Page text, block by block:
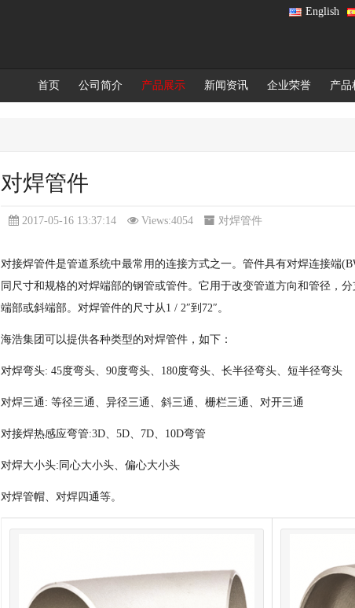
English
首页 公司简介 产品展示 新闻资讯 企业荣誉 产品
对焊管件
2017-05-16 13:37:14 Views:4054 对焊管件
对接焊管件是管道系统中最常用的连接方式之一。管件具有对焊连接端
同尺寸和规格的对焊端部的钢管或管件。它用于改变管道方向和管径，
端部或斜端部。对焊管件的尺寸从1 / 2″到72″。
海浩集团可以提供各种类型的对焊管件，如下：
对焊弯头: 45度弯头、90度弯头、180度弯头、长半径弯头、短半径弯头
对焊三通: 等径三通、异径三通、斜三通、栅栏三通、对开三通
对接焊热感应弯管:3D、5D、7D、10D弯管
对焊大小头:同心大小头、偏心大小头
对焊管帽、对焊四通等。